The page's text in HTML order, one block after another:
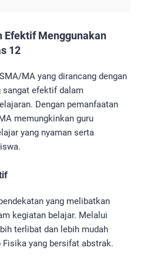
Efektif Menggunakan
12
MA yang dirancang dengan
sangat efektif dalam
Dengan pemanfaatan
memungkinkan guru
yang nyaman serta
yang melibatkan
kegiatan belajar. Melalui
terlibat dan lebih mudah
yang bersifat abstrak.